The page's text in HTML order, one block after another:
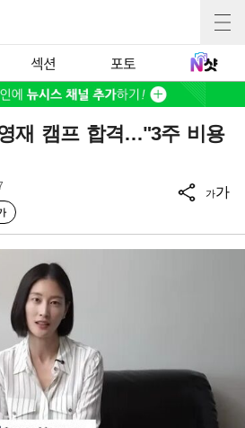
섹션 포토
재 캠프 합격…"3주 비용
가가